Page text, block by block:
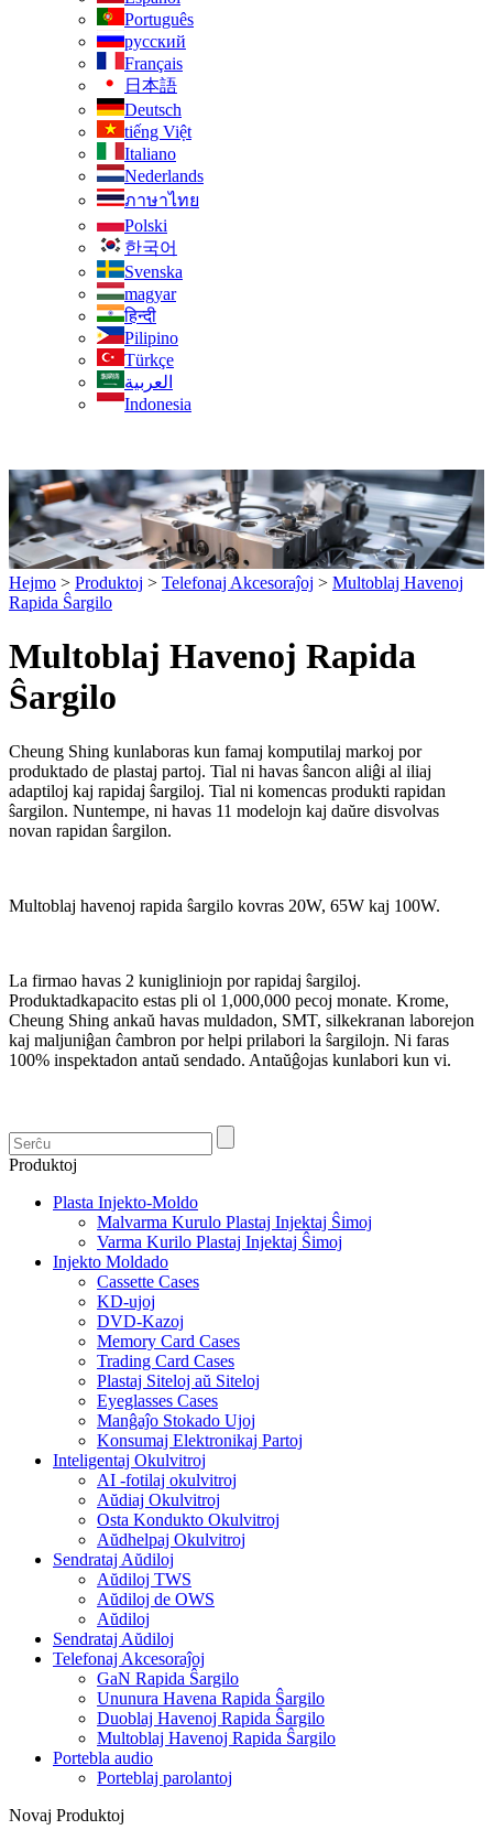
Português
русский
Français
日本語
Deutsch
tiếng Việt
Italiano
Nederlands
ภาษาไทย
Polski
한국어
Svenska
magyar
हिन्दी
Pilipino
Türkçe
العربية
Indonesia
Hejmo > Produktoj > Telefonaj Akcesoraĵoj > Multoblaj Havenoj
Rapida Ŝargilo
Multoblaj Havenoj Rapida
Ŝargilo
Cheung Shing kunlaboras kun famaj komputilaj markoj por
produktado de plastaj partoj. Tial ni havas ŝancon aliĝi al iliaj
adaptiloj kaj rapidaj ŝargiloj. Tial ni komencas produkti rapidan
ŝargilon. Nuntempe, ni havas 11 modelojn kaj daŭre disvolvas
novan rapidan ŝargilon.
Multoblaj havenoj rapida ŝargilo kovras 20W, 65W kaj 100W.
La firmao havas 2 kunigliniojn por rapidaj ŝargiloj.
Produktadkapacito estas pli ol 1,000,000 pecoj monate. Krome,
Cheung Shing ankaŭ havas muldadon, SMT, silkekranan laborejon
kaj maljuniĝan ĉambron por helpi prilabori la ŝargilojn. Ni faras
100% inspektadon antaŭ sendado. Antaŭĝojas kunlabori kun vi.
Produktoj
Plasta Injekto-Moldo
Malvarma Kurulo Plastaj Injektaj Ŝimoj
Varma Kurilo Plastaj Injektaj Ŝimoj
Injekto Moldado
Cassette Cases
KD-ujoj
DVD-Kazoj
Memory Card Cases
Trading Card Cases
Plastaj Siteloj aŭ Siteloj
Eyeglasses Cases
Manĝaĵo Stokado Ujoj
Konsumaj Elektronikaj Partoj
Inteligentaj Okulvitroj
AI -fotilaj okulvitroj
Aŭdiaj Okulvitroj
Osta Kondukto Okulvitroj
Aŭdhelpaj Okulvitroj
Sendrataj Aŭdiloj
Aŭdiloj TWS
Aŭdiloj de OWS
Aŭdiloj
Sendrataj Aŭdiloj
Telefonaj Akcesoraĵoj
GaN Rapida Ŝargilo
Ununura Havena Rapida Ŝargilo
Duoblaj Havenoj Rapida Ŝargilo
Multoblaj Havenoj Rapida Ŝargilo
Portebla audio
Porteblaj parolantoj
Novaj Produktoj